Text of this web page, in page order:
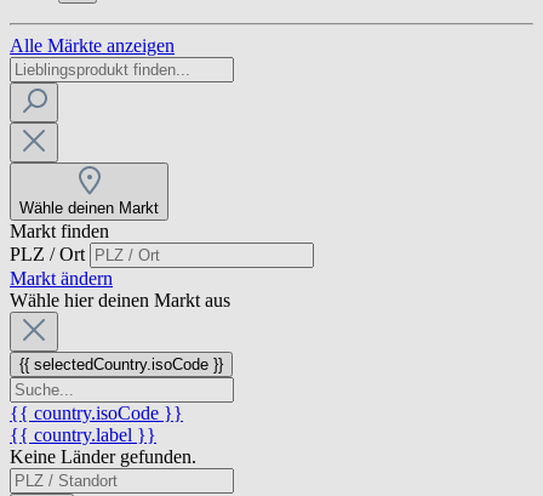
Alle Märkte anzeigen
Wähle deinen Markt
Markt finden
PLZ / Ort
Markt ändern
Wähle hier deinen Markt aus
{{ selectedCountry.isoCode }}
{{ country.isoCode }}
{{ country.label }}
Keine Länder gefunden.